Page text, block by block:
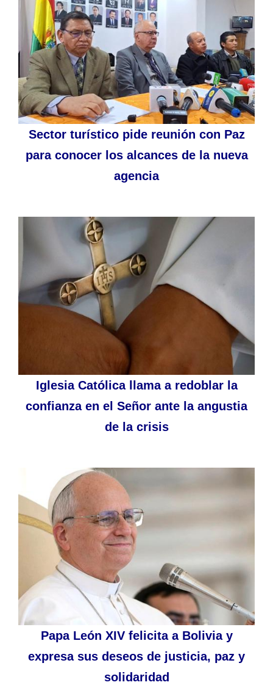
Sector turístico pide reunión con Paz
para conocer los alcances de la nueva
agencia
Iglesia Católica llama a redoblar la
confianza en el Señor ante la angustia
de la crisis
Papa León XIV felicita a Bolivia y
expresa sus deseos de justicia, paz y
solidaridad